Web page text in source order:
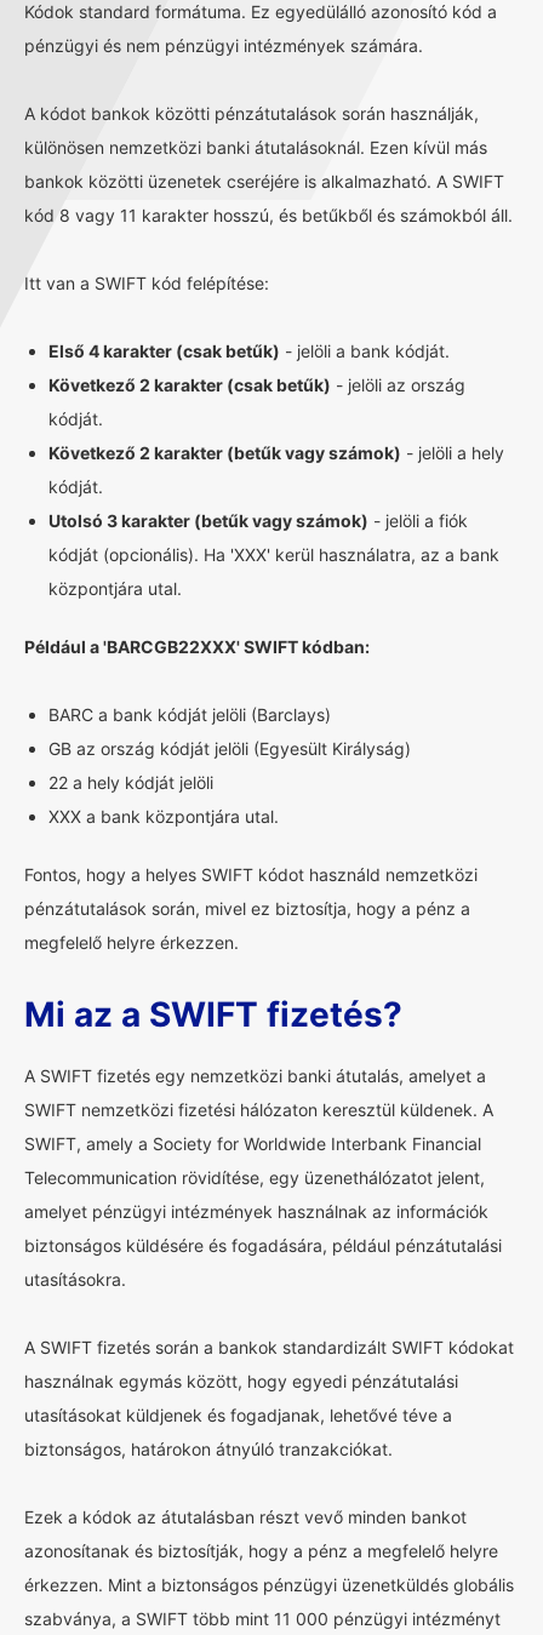
Kódok standard formátuma. Ez egyedülálló azonosító kód a
pénzügyi és nem pénzügyi intézmények számára.
A kódot bankok közötti pénzátutalások során használják,
különösen nemzetközi banki átutalásoknál. Ezen kívül más
bankok közötti üzenetek cseréjére is alkalmazható. A SWIFT
kód 8 vagy 11 karakter hosszú, és betűkből és számokból áll.
Itt van a SWIFT kód felépítése:
Első 4 karakter (csak betűk) - jelöli a bank kódját.
Következő 2 karakter (csak betűk) - jelöli az ország
kódját.
Következő 2 karakter (betűk vagy számok) - jelöli a hely
kódját.
Utolsó 3 karakter (betűk vagy számok) - jelöli a fiók
kódját (opcionális). Ha 'XXX' kerül használatra, az a bank
központjára utal.
Például a 'BARCGB22XXX' SWIFT kódban:
BARC a bank kódját jelöli (Barclays)
GB az ország kódját jelöli (Egyesült Királyság)
22 a hely kódját jelöli
XXX a bank központjára utal.
Fontos, hogy a helyes SWIFT kódot használd nemzetközi
pénzátutalások során, mivel ez biztosítja, hogy a pénz a
megfelelő helyre érkezzen.
Mi az a SWIFT fizetés?
A SWIFT fizetés egy nemzetközi banki átutalás, amelyet a
SWIFT nemzetközi fizetési hálózaton keresztül küldenek. A
SWIFT, amely a Society for Worldwide Interbank Financial
Telecommunication rövidítése, egy üzenethálózatot jelent,
amelyet pénzügyi intézmények használnak az információk
biztonságos küldésére és fogadására, például pénzátutalási
utasításokra.
A SWIFT fizetés során a bankok standardizált SWIFT kódokat
használnak egymás között, hogy egyedi pénzátutalási
utasításokat küldjenek és fogadjanak, lehetővé téve a
biztonságos, határokon átnyúló tranzakciókat.
Ezek a kódok az átutalásban részt vevő minden bankot
azonosítanak és biztosítják, hogy a pénz a megfelelő helyre
érkezzen. Mint a biztonságos pénzügyi üzenetküldés globális
szabványa, a SWIFT több mint 11 000 pénzügyi intézményt